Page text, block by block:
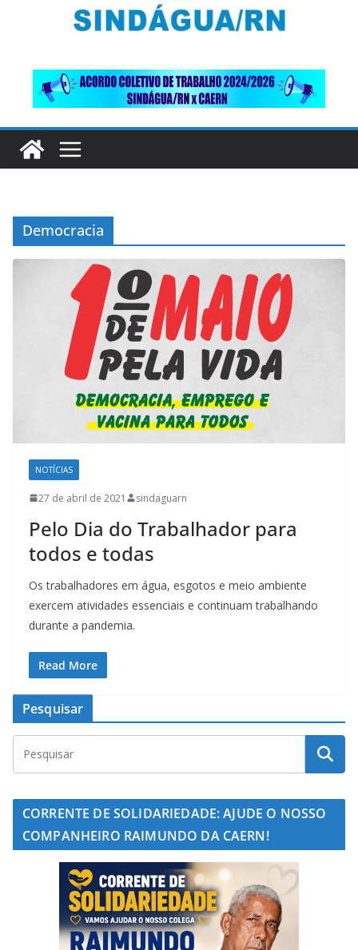
Democracia
NOTÍCIAS
27 de abril de 2021 sindaguarn
Pelo Dia do Trabalhador para
todos e todas
Os trabalhadores em água, esgotos e meio ambiente
exercem atividades essenciais e continuam trabalhando
durante a pandemia.
Read More
Pesquisar
CORRENTE DE SOLIDARIEDADE: AJUDE O NOSSO
COMPANHEIRO RAIMUNDO DA CAERN!